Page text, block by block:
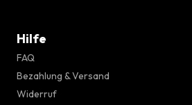
Hilfe
FAQ
Bezahlung & Versand
Widerruf